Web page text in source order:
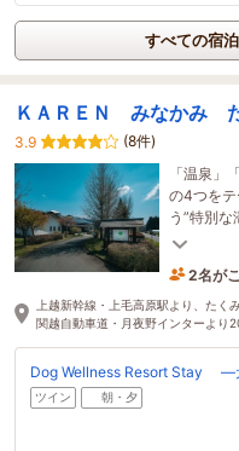
すべての宿
ＫＡＲＥＮ みなかみ
3.9
(8件)
「温泉」
の4つをテ
う”特別
に還る”
1時間
上越新幹線・上毛高原駅より、た
関越自動車道・月夜野インターより
Dog Wellness Resort Stay ―
ツイン 朝・夕